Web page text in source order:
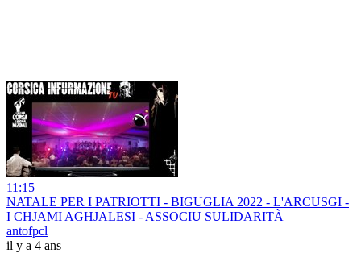
11:15
NATALE PER I PATRIOTTI - BIGUGLIA 2022 - L'ARCUSGI -
I CHJAMI AGHJALESI - ASSOCIU SULIDARITÀ
antofpcl
il y a 4 ans